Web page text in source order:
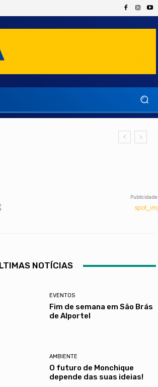
Publicidade
NOTÍCIAS
EVENTOS
Fim de semana em São Brás
de Alportel
AMBIENTE
O futuro de Monchique
depende das suas ideias!